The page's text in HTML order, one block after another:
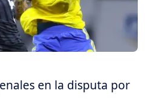
en la disputa por